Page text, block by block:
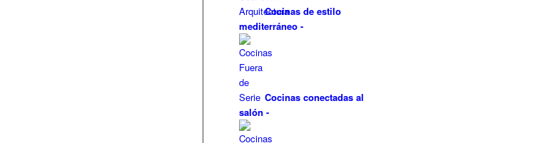
Cocinas de estilo
mediterráneo -
Cocinas conectadas al
salón -